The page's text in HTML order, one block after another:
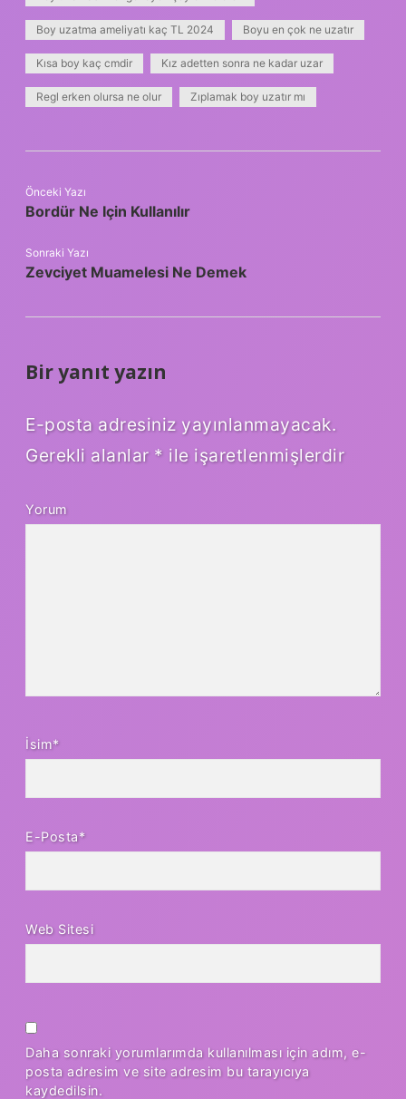
Boy uzatma ameliyatı kaç TL 2024 Boyu en çok ne uzatır
Kısa boy kaç cmdir Kız adetten sonra ne kadar uzar
Regl erken olursa ne olur Zıplamak boy uzatır mı
Önceki Yazı
Bordür Ne Için Kullanılır
Sonraki Yazı
Zevciyet Muamelesi Ne Demek
Bir yanıt yazın
E-posta adresiniz yayınlanmayacak.
Gerekli alanlar * ile işaretlenmişlerdir
Yorum
İsim*
E-Posta*
Web Sitesi
Daha sonraki yorumlarımda kullanılması için adım, e-
posta adresim ve site adresim bu tarayıcıya
kaydedilsin.